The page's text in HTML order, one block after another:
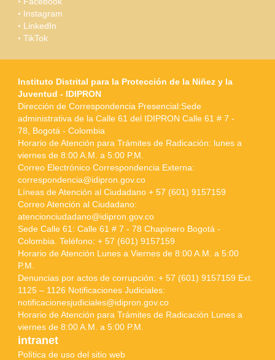
Instagram
LinkedIn
TikTok
Instituto Distrital para la Protección de la Niñez y la
Juventud - IDIPRON
Dirección de Correspondencia Presencial:Sede
administrativa de la Calle 61 del IDIPRON Calle 61 # 7 -
78, Bogotá - Colombia
Horario de Atención para Trámites de Radicación: lunes a
viernes de 8:00 A.M. a 5:00 P.M.
Correo Electrónico Correspondencia Externa:
correspondencia@idipron.gov.co
Líneas de Atención al Ciudadano + 57 (601) 9157159
Correo Atención al Ciudadano:
atencionciudadano@idipron.gov.co
Sede Calle 61: Calle 61 # 7 - 78 Chapinero Bogotá -
Colombia. Teléfono: + 57 (601) 9157159
Horario de Atención Lunes a Viernes de 8:00 A.M. a 5:00
P.M.
Denuncias por actos de corrupción: + 57 (601) 9157159 Ext.
1125 – 1126 Notificaciones Judiciales:
notificacionesjudiciales@idipron.gov.co
Horario de Atención para Trámites de Radicación Lunes a
viernes de 8:00 A.M. a 5:00 P.M.
intranet
Política de uso del sitio web